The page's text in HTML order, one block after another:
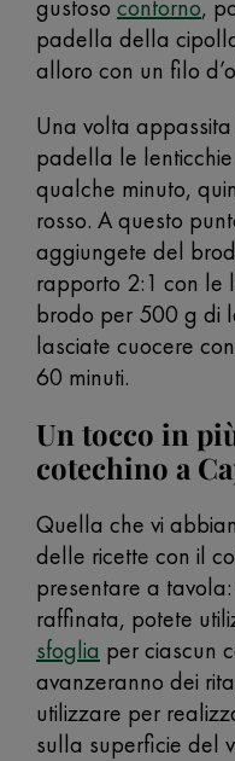
gustoso contorno,
padella della
alloro con un filo
Una volta
padella le
qualche minuto,
rosso. A questo
aggiungete del
rapporto 2:1 con le
brodo per 500 g di
lasciate cuocere
60 minuti.
Un tocco in
cotechino a
Quella che vi
delle ricette con il
presentare a
raffinata, potete
sfoglia per ciascun
avanzeranno dei
utilizzare per
sulla superficie del